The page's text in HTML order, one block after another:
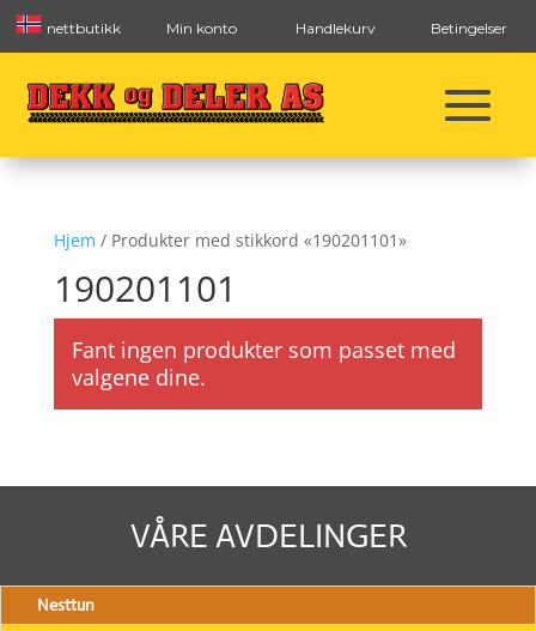
nettbutikk Min konto Handlekurv Betingelser
Hjem / Produkter med stikkord «190201101»
190201101
Fant ingen produkter som passet med
valgene dine.
VÅRE AVDELINGER
Nesttun